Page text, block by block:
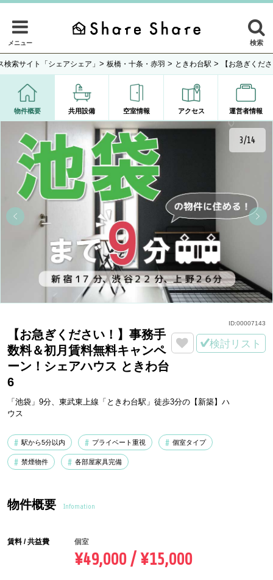
メニュー 検索
検索サイト「シェアシェア」 > 板橋・十条・赤羽 > ときわ台駅 > 【お急ぎくだ
物件概要 共用設備 空室情報 アクセス 運営者情報
3/14
【お急ぎください！】事務手
数料＆初月賃料無料キャンペ
ーン！シェアハウス ときわ台
6
「池袋」9分、東武東上線「ときわ台駅」徒歩3分の【新築】ハ
ウス
検討リスト
駅から5分以内 プライベート重視 個室タイプ
禁煙物件 各部屋家具完備
ID:00007143
物件概要 Infomation
賃料 / 共益費 個室
¥49,000 / ¥15,000